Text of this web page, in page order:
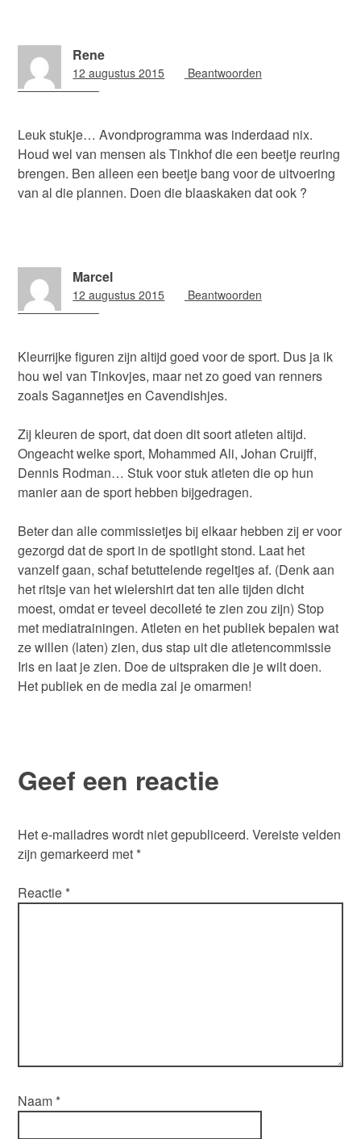
Rene
12 augustus 2015 09:12
Beantwoorden
Leuk stukje… Avondprogramma was inderdaad nix.
Houd wel van mensen als Tinkhof die een beetje reuring
brengen. Ben alleen een beetje bang voor de uitvoering
van al die plannen. Doen die blaaskaken dat ook ?
Marcel
12 augustus 2015 17:06
Beantwoorden
Kleurrijke figuren zijn altijd goed voor de sport. Dus ja ik
hou wel van Tinkovjes, maar net zo goed van renners
zoals Sagannetjes en Cavendishjes.
Zij kleuren de sport, dat doen dit soort atleten altijd.
Ongeacht welke sport, Mohammed Ali, Johan Cruijff,
Dennis Rodman… Stuk voor stuk atleten die op hun
manier aan de sport hebben bijgedragen.
Beter dan alle commissietjes bij elkaar hebben zij er voor
gezorgd dat de sport in de spotlight stond. Laat het
vanzelf gaan, schaf betuttelende regeltjes af. (Denk aan
het ritsje van het wielershirt dat ten alle tijden dicht
moest, omdat er teveel decolleté te zien zou zijn) Stop
met mediatrainingen. Atleten en het publiek bepalen wat
ze willen (laten) zien, dus stap uit die atletencommissie
Iris en laat je zien. Doe de uitspraken die je wilt doen.
Het publiek en de media zal je omarmen!
Geef een reactie
Het e-mailadres wordt niet gepubliceerd. Vereiste velden
zijn gemarkeerd met *
Reactie *
Naam *